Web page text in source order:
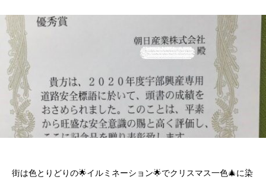
街は色とりどりの🌟イルミネーション🌟でクリスマス一色🎄に染